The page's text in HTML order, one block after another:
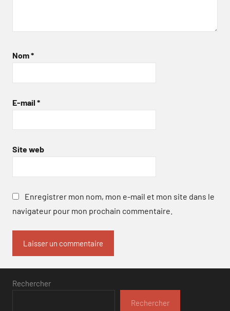
Nom*
E-mail *
Site web
Enregistrer mon nom, mon e-mail et mon site dans le
navigateur pour mon prochain commentaire.
Rechercher
Rechercher